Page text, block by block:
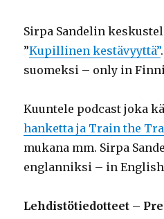
Sirpa Sandelin
”Kupillinen kestävyyttä”
suomeksi – only in
Kuuntele podcast joka
hanketta ja Train the
mukana mm. Sirpa
englanniksi – in
Lehdistötiedotteet –